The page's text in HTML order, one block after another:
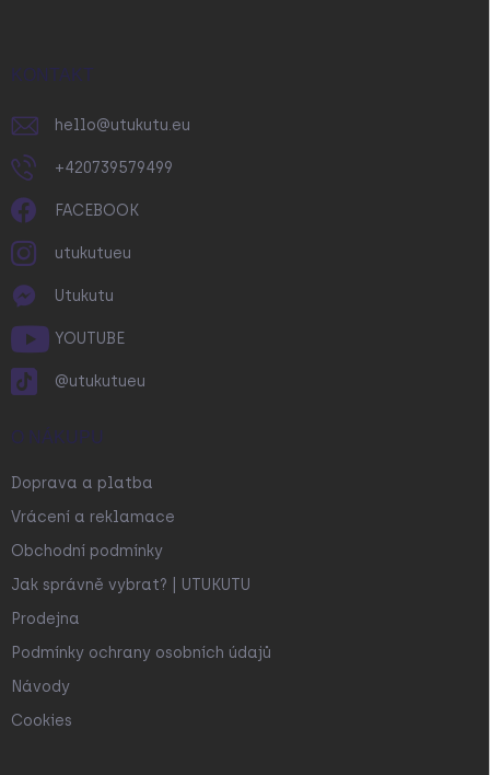
KONTAKT
hello@utukutu.eu
+420739579499
FACEBOOK
utukutueu
Utukutu
YOUTUBE
@utukutueu
O NÁKUPU
Doprava a platba
Vrácení a reklamace
Obchodní podmínky
Jak správně vybrat? | UTUKUTU
Prodejna
Podmínky ochrany osobních údajů
Návody
Cookies